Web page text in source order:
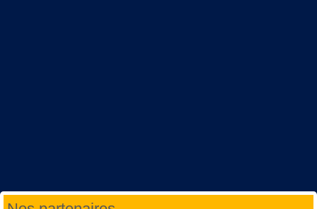
Année
Mois
Année
Mois